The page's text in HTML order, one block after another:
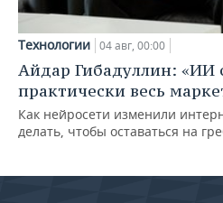
Технологии 04 авг, 00:00
Айдар Гибадуллин: «ИИ
практически весь
Как нейросети изменили
делать, чтобы оставаться на